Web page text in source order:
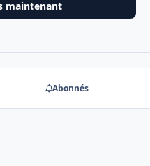
maintenant
Abonnés